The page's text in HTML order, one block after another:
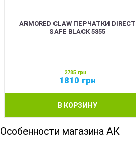
ARMORED CLAW ПЕРЧАТКИ DIRECT
SAFE BLACK 5855
2785грн
1810 грн
В КОРЗИНУ
Особенности магазина АК